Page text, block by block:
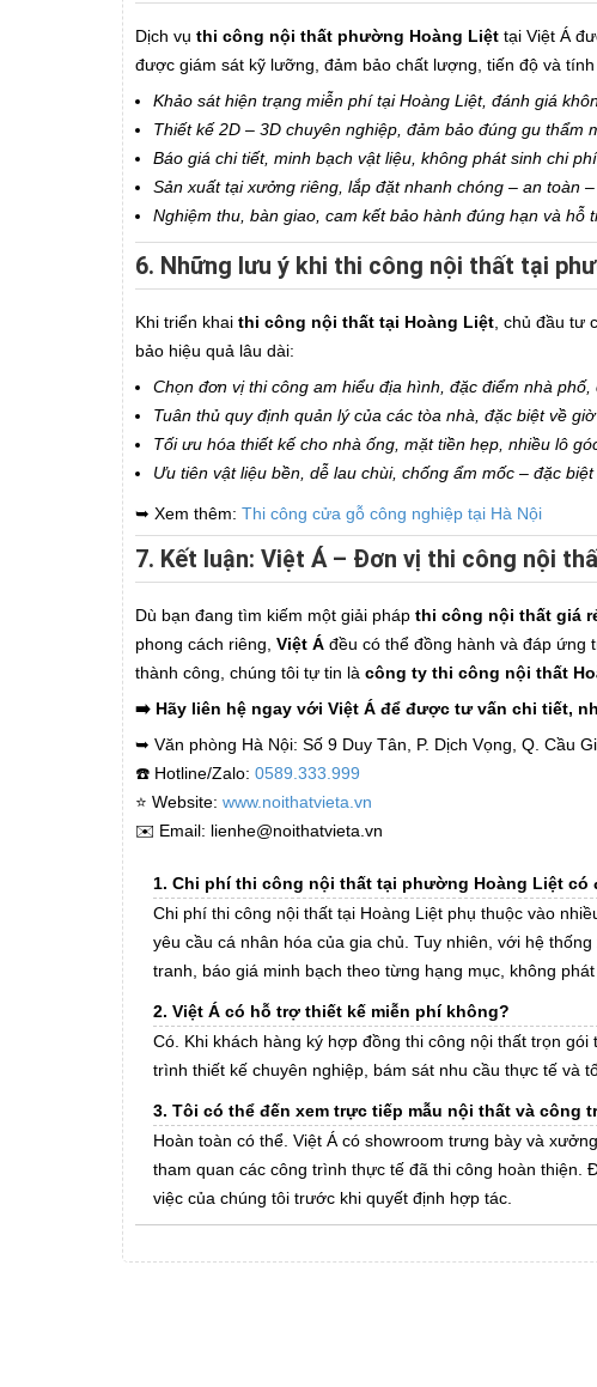
Dịch vụ thi công nội thất phường Hoàng Liệt tại Việt Á
được giám sát kỹ lưỡng, đảm bảo chất lượng, tiến độ và
Khảo sát hiện trạng miễn phí tại Hoàng Liệt, đánh giá
Thiết kế 2D – 3D chuyên nghiệp, đảm bảo đúng gu thẩm
Báo giá chi tiết, minh bạch vật liệu, không phát sinh chi phí
Sản xuất tại xưởng riêng, lắp đặt nhanh chóng – an toàn –
Nghiệm thu, bàn giao, cam kết bảo hành đúng hạn và hỗ
6. Những lưu ý khi thi công nội thất tại
Khi triển khai thi công nội thất tại Hoàng Liệt , chủ đầu
bảo hiệu quả lâu dài:
Chọn đơn vị thi công am hiểu địa hình, đặc điểm nhà phố,
Tuân thủ quy định quản lý của các tòa nhà, đặc biệt về
Tối ưu hóa thiết kế cho nhà ống, mặt tiền hẹp, nhiều lô
Ưu tiên vật liệu bền, dễ lau chùi, chống ẩm mốc – đặc
➥ Xem thêm: Thi công cửa gỗ công nghiệp tại Hà Nội
7. Kết luận: Việt Á – Đơn vị thi công nội
Dù bạn đang tìm kiếm một giải pháp thi công nội thất giá
phong cách riêng, Việt Á đều có thể đồng hành và đáp ứng
thành công, chúng tôi tự tin là công ty thi công nội thất
➡️ Hãy liên hệ ngay với Việt Á để được tư vấn chi tiết,
➥ Văn phòng Hà Nội: Số 9 Duy Tân, P. Dịch Vọng, Q. Cầu
☎️ Hotline/Zalo: 0589.333.999
⭐️ Website: www.noithatvieta.vn
✉️ Email: lienhe@noithatvieta.vn
1. Chi phí thi công nội thất tại phường Hoàng Liệt có
Chi phí thi công nội thất tại Hoàng Liệt phụ thuộc vào
yêu cầu cá nhân hóa của gia chủ. Tuy nhiên, với hệ
tranh, báo giá minh bạch theo từng hạng mục, không
2. Việt Á có hỗ trợ thiết kế miễn phí không?
Có. Khi khách hàng ký hợp đồng thi công nội thất trọn
trình thiết kế chuyên nghiệp, bám sát nhu cầu thực tế và
3. Tôi có thể đến xem trực tiếp mẫu nội thất và công
Hoàn toàn có thể. Việt Á có showroom trưng bày và
tham quan các công trình thực tế đã thi công hoàn
việc của chúng tôi trước khi quyết định hợp tác.